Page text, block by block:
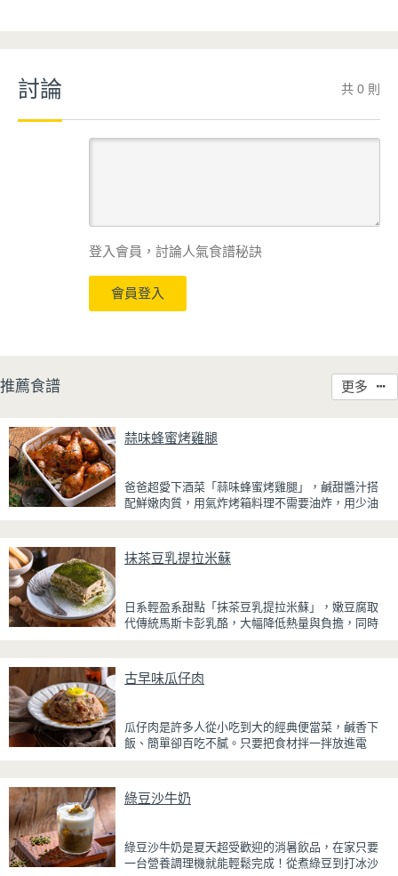
討論 共 0 則
登入會員，討論人氣食譜秘訣
會員登入
推薦食譜 更多
蒜味蜂蜜烤雞腿
爸爸超愛下酒菜「蒜味蜂蜜烤雞腿」，鹹甜醬汁搭
配鮮嫩肉質，用氣炸烤箱料理不需要油炸，用少油
入氣炸烤箱烘烤，免油炸也能烤出外皮金黃微酥、
配冰涼啤酒更是絕配！無論是父親節、聚會或宵夜
時光，在家就能輕鬆端出美味下酒菜。
抹茶豆乳提拉米蘇
日系輕盈系甜點「抹茶豆乳提拉米蘇」，嫩豆腐取
代傳統馬斯卡彭乳酪，大幅降低熱量與負擔，同時
厚重，搭配帶微苦茶香的抹茶與香氣濃郁的黃豆
粉，甜而不膩，層次更加豐富。
吃到淡淡的茶香。相較於傳統提拉米蘇，這款更清
爽、更低負擔，無論是下午茶、飯後甜點，或是正
古早味瓜仔肉
瓜仔肉是許多人從小吃到大的經典便當菜，鹹香下
飯、簡單卻百吃不膩。只要把食材拌一拌放進電
蒸好的瓜仔肉鮮嫩多汁，絞肉吸飽脆瓜醬汁的甘甜
滿濃濃古早味，帶便當、配稀飯、配白飯都好吃，
讓人忍不住多扒好幾口飯，是一道簡單又美味的經
綠豆沙牛奶
綠豆沙牛奶是夏天超受歡迎的消暑飲品，在家只要
一台營養調理機就能輕鬆完成！從煮綠豆到打冰沙